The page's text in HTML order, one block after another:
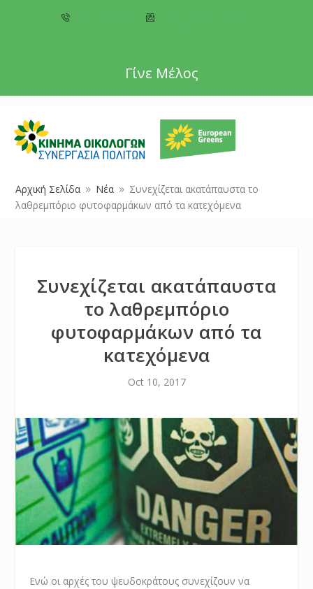
Γίνε Μέλος
Αρχική Σελίδα 9 Νέα 9 Συνεχίζεται ακατάπαυστα το
λαθρεμπόριο φυτοφαρμάκων από τα κατεχόμενα
Συνεχίζεται ακατάπαυστα
το λαθρεμπόριο
φυτοφαρμάκων από τα
κατεχόμενα
Oct 10, 2017
Ενώ οι αρχές του ψευδοκράτους συνεχίζουν να